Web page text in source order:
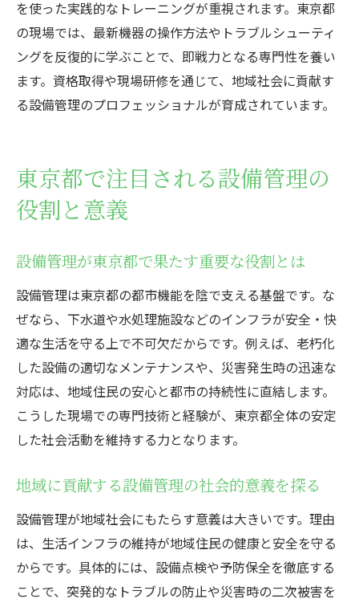
を使った実践的なトレーニングが重視されます。東京都
の現場では、最新機器の操作方法やトラブルシューティ
ングを反復的に学ぶことで、即戦力となる専門性を養い
ます。資格取得や現場研修を通じて、地域社会に貢献す
る設備管理のプロフェッショナルが育成されています。
東京都で注目される設備管理の
役割と意義
設備管理が東京都で果たす重要な役割とは
設備管理は東京都の都市機能を陰で支える基盤です。な
ぜなら、下水道や水処理施設などのインフラが安全・快
適な生活を守る上で不可欠だからです。例えば、老朽化
した設備の適切なメンテナンスや、災害発生時の迅速な
対応は、地域住民の安心と都市の持続性に直結します。
こうした現場での専門技術と経験が、東京都全体の安定
した社会活動を維持する力となります。
地域に貢献する設備管理の社会的意義を探る
設備管理が地域社会にもたらす意義は大きいです。理由
は、生活インフラの維持が地域住民の健康と安全を守る
からです。具体的には、設備点検や予防保全を徹底する
ことで、突発的なトラブルの防止や災害時の二次被害を